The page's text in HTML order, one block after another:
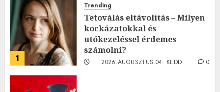
1
Trending
Tetoválás eltávolítás – Milyen
kockázatokkal és
utókezeléssel érdemes
számolni?
2026.AUGUSZTUS.04. KEDD.
0